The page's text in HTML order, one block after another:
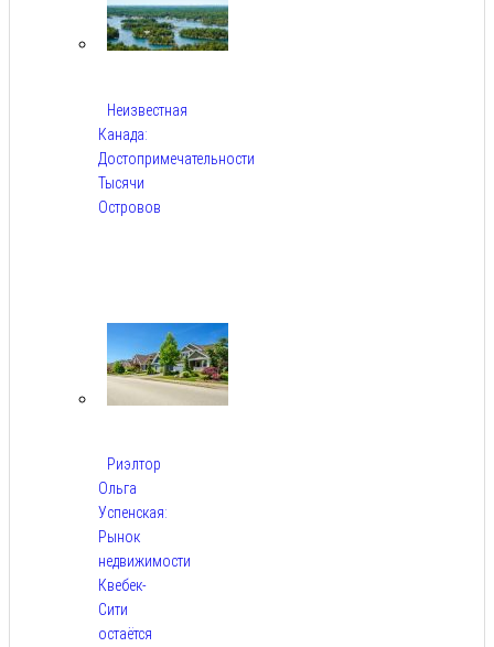
Неизвестная
Канада:
Достопримечательности
Тысячи
Островов
Риэлтор
Ольга
Успенская:
Рынок
недвижимости
Квебек-
Сити
остаётся